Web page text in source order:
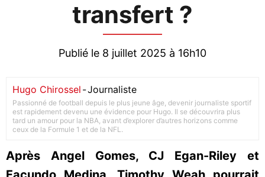
transfert ?
Publié le 8 juillet 2025 à 16h10
Hugo Chirossel -Journaliste
Passionné de football depuis le plus jeune âge, devenir journaliste sportif
est rapidement devenu une évidence pour Hugo. Il se découvrira plus
tard un amour pour la NBA, avant d’explorer d’autres horizons comme
ceux de la Formule 1 et de la NFL.
Après Angel Gomes, CJ Egan-Riley et